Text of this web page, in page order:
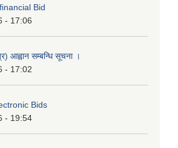
Bid
- 17:06
आह्वान सम्बन्धि सूचना ।
- 17:02
Bids
- 19:54